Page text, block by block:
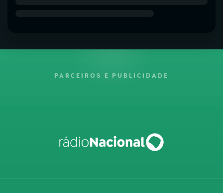
PARCEIROS E PUBLICIDADE